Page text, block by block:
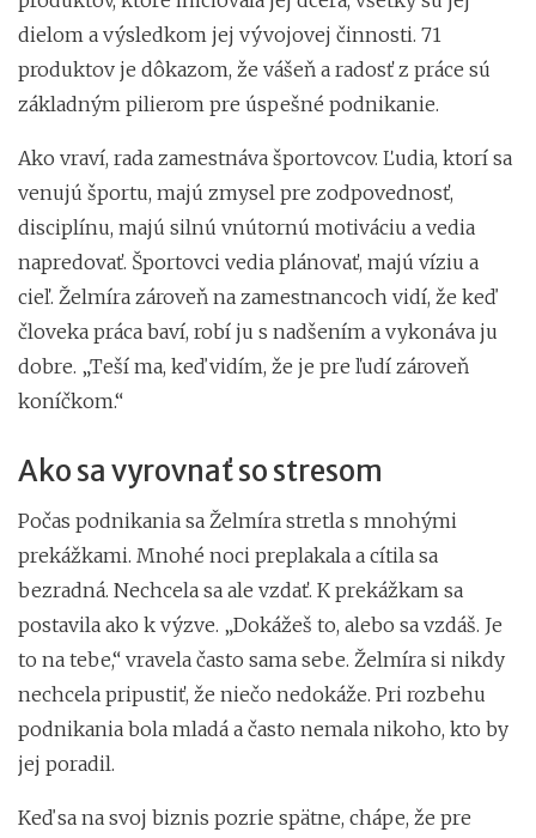
dielom a výsledkom jej vývojovej činnosti. 71
produktov je dôkazom, že vášeň a radosť z práce sú
základným pilierom pre úspešné podnikanie.
Ako vraví, rada zamestnáva športovcov. Ľudia, ktorí sa
venujú športu, majú zmysel pre zodpovednosť,
disciplínu, majú silnú vnútornú motiváciu a vedia
napredovať. Športovci vedia plánovať, majú víziu a
cieľ. Želmíra zároveň na zamestnancoch vidí, že keď
človeka práca baví, robí ju s nadšením a vykonáva ju
dobre. „Teší ma, keď vidím, že je pre ľudí zároveň
koníčkom.“
Ako sa vyrovnať so stresom
Počas podnikania sa Želmíra stretla s mnohými
prekážkami. Mnohé noci preplakala a cítila sa
bezradná. Nechcela sa ale vzdať. K prekážkam sa
postavila ako k výzve. „Dokážeš to, alebo sa vzdáš. Je
to na tebe,“ vravela často sama sebe. Želmíra si nikdy
nechcela pripustiť, že niečo nedokáže. Pri rozbehu
podnikania bola mladá a často nemala nikoho, kto by
jej poradil.
Keď sa na svoj biznis pozrie spätne, chápe, že pre